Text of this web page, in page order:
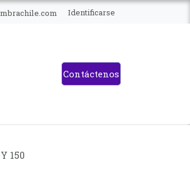
Identificarse
Contáctenos
150